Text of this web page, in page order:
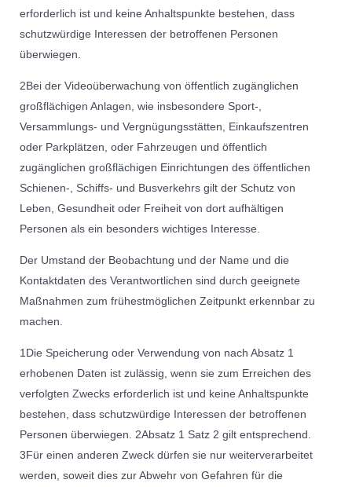
erforderlich ist und keine Anhaltspunkte bestehen, dass
schutzwürdige Interessen der betroffenen Personen
überwiegen.
2Bei der Videoüberwachung von öffentlich zugänglichen
großflächigen Anlagen, wie insbesondere Sport-,
Versammlungs- und Vergnügungsstätten, Einkaufszentren
oder Parkplätzen, oder Fahrzeugen und öffentlich
zugänglichen großflächigen Einrichtungen des öffentlichen
Schienen-, Schiffs- und Busverkehrs gilt der Schutz von
Leben, Gesundheit oder Freiheit von dort aufhältigen
Personen als ein besonders wichtiges Interesse.
Der Umstand der Beobachtung und der Name und die
Kontaktdaten des Verantwortlichen sind durch geeignete
Maßnahmen zum frühestmöglichen Zeitpunkt erkennbar zu
machen.
1Die Speicherung oder Verwendung von nach Absatz 1
erhobenen Daten ist zulässig, wenn sie zum Erreichen des
verfolgten Zwecks erforderlich ist und keine Anhaltspunkte
bestehen, dass schutzwürdige Interessen der betroffenen
Personen überwiegen. 2Absatz 1 Satz 2 gilt entsprechend.
3Für einen anderen Zweck dürfen sie nur weiterverarbeitet
werden, soweit dies zur Abwehr von Gefahren für die